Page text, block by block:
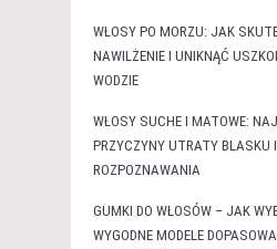
WŁOSY PO MORZU: JAK
NAWILŻENIE I UNIKNĄĆ
WODZIE
WŁOSY SUCHE I MATOWE:
PRZYCZYNY UTRATY BLASKU
ROZPOZNAWANIA
GUMKI DO WŁOSÓW – JAK
WYGODNE MODELE